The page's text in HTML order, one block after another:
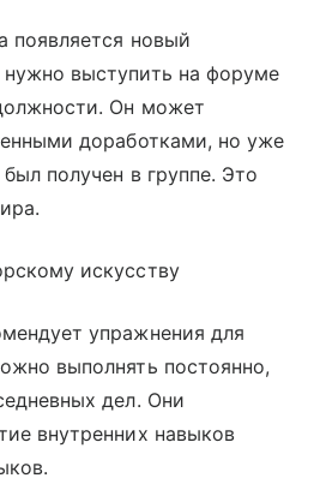
появляется новый
выступить на форуме
Он может
доработками, но уже
получен в группе. Это
искусству
упражнения для
выполнять постоянно,
дел. Они
внутренних навыков